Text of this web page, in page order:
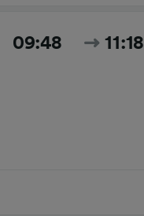
09:48 11:18